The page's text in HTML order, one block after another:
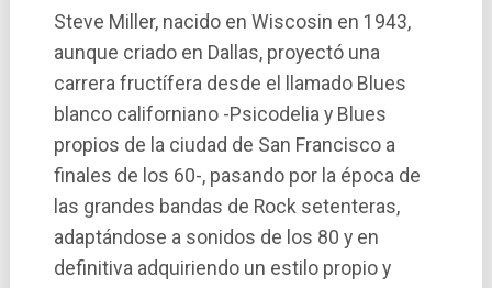
Steve Miller, nacido en Wiscosin en 1943,
aunque criado en Dallas, proyectó una
carrera fructí­fera desde el llamado Blues
blanco californiano -Psicodelia y Blues
propios de la ciudad de San Francisco a
finales de los 60-, pasando por la época de
las grandes bandas de Rock setenteras,
adaptándose a sonidos de los 80 y en
definitiva adquiriendo un estilo propio y